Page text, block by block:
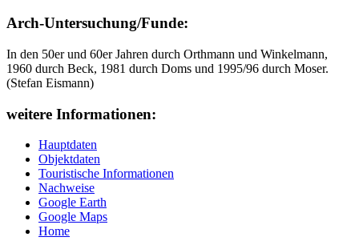
Arch-Untersuchung/Funde:
In den 50er und 60er Jahren durch Orthmann und Winkelmann,
1960 durch Beck, 1981 durch Doms und 1995/96 durch Moser.
(Stefan Eismann)
weitere Informationen:
Hauptdaten
Objektdaten
Touristische Informationen
Nachweise
Google Earth
Google Maps
Home